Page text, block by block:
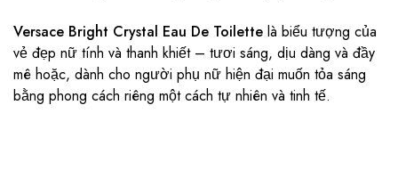
Versace Bright Crystal Eau De Toilette là biểu tượng của
vẻ đẹp nữ tính và thanh khiết – tươi sáng, dịu dàng và đầy
mê hoặc, dành cho người phụ nữ hiện đại muốn tỏa sáng
bằng phong cách riêng một cách tự nhiên và tinh tế.